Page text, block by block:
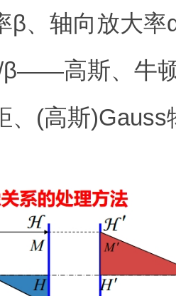
β、轴向放大
β——高斯、牛
、(高斯